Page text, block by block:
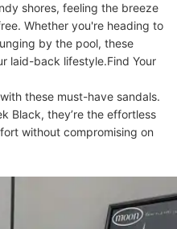
shores, feeling the breeze
Whether you're heading to
by the pool, these
laid-back lifestyle.​​Find Your
these must-have sandals.
​​Black​​, they’re the effortless
without compromising on